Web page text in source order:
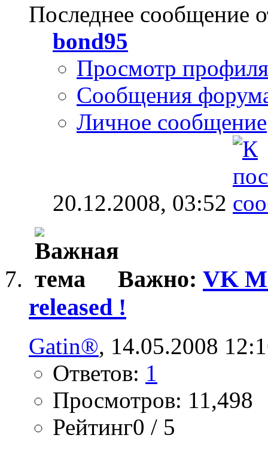
Последнее сообщение
bond95
Просмотр профиля
Сообщения
Личное сообщение
20.12.2008, 03:52
Важно: VK
released !
Gatin®, 14.05.2008
Ответов: 1
Просмотров: 11,498
Рейтинг0 / 5